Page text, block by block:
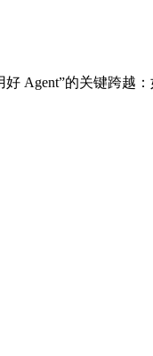
Agent”的关键跨